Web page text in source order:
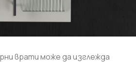
врати може да изглежда